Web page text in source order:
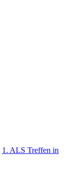
1. ALS Treffen in